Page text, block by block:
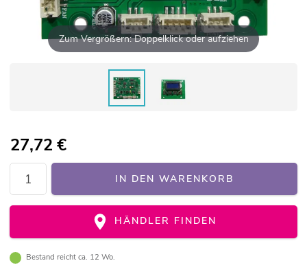
Zum Vergrößern: Doppelklick oder aufziehen
27,72 €
IN DEN WARENKORB
HÄNDLER FINDEN
Bestand reicht ca. 12 Wo.